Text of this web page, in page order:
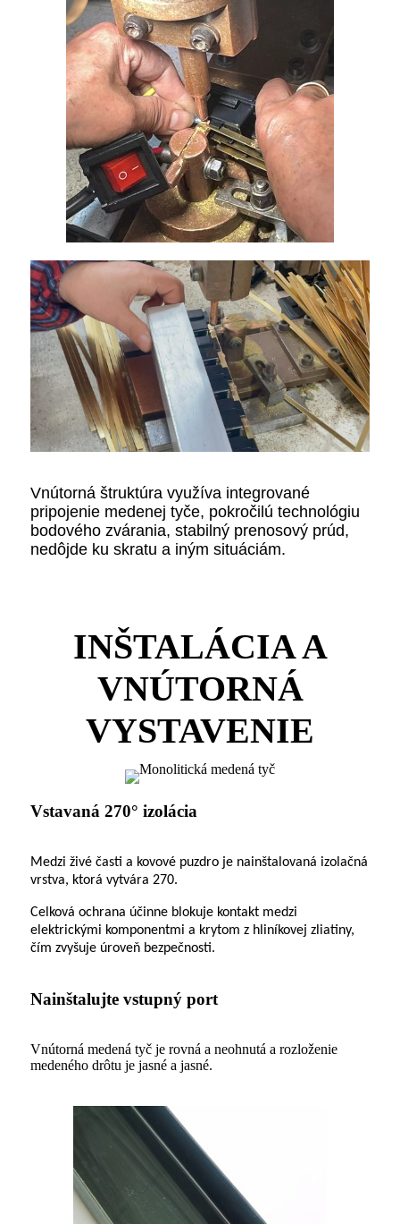
Vnútorná štruktúra využíva integrované
pripojenie medenej tyče, pokročilú technológiu
bodového zvárania, stabilný prenosový prúd,
nedôjde ku skratu a iným situáciám.
INŠTALÁCIA A
VNÚTORNÁ
VYSTAVENIE
Vstavaná 270° izolácia
Medzi živé časti a kovové puzdro je nainštalovaná izolačná
vrstva, ktorá vytvára 270.
Celková ochrana účinne blokuje kontakt medzi
elektrickými komponentmi a krytom z hliníkovej zliatiny,
čím zvyšuje úroveň bezpečnosti.
Nainštalujte vstupný port
Vnútorná medená tyč je rovná a neohnutá a rozloženie
medeného drôtu je jasné a jasné.